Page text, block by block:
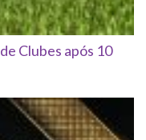
Clubes após 10